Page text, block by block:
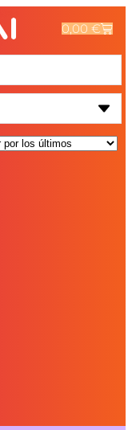
0,00€